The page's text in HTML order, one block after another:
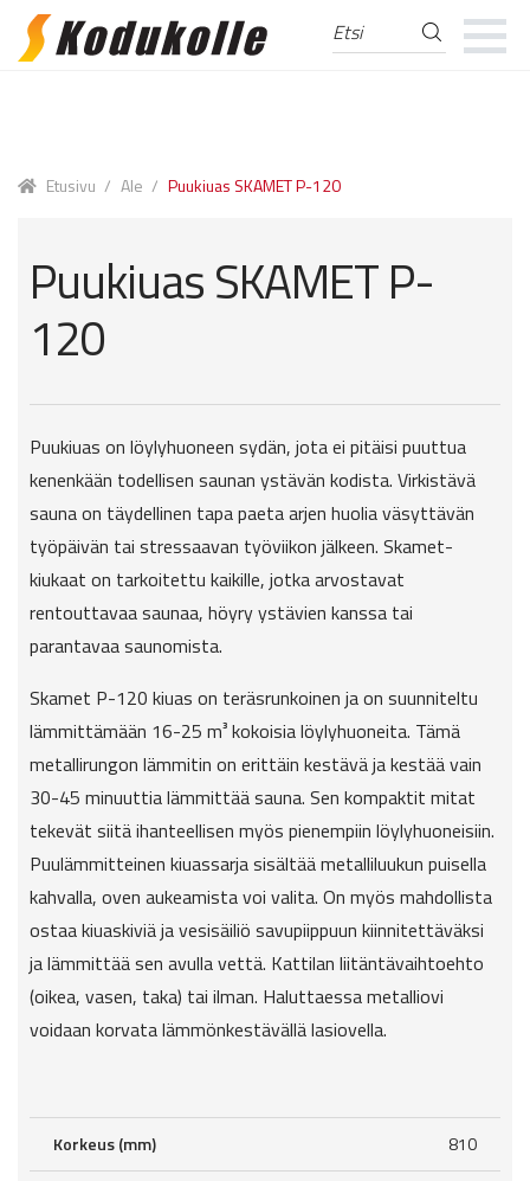
Skip
Skip
Etsi:
Etusivu / Ale / Puukiuas SKAMET P-120
Puukiuas SKAMET P-
120
Puukiuas on löylyhuoneen sydän, jota ei pitäisi puuttua
kenenkään todellisen saunan ystävän kodista. Virkistävä
sauna on täydellinen tapa paeta arjen huolia väsyttävän
työpäivän tai stressaavan työviikon jälkeen. Skamet-
kiukaat on tarkoitettu kaikille, jotka arvostavat
rentouttavaa saunaa, höyry ystävien kanssa tai
parantavaa saunomista.
Skamet P-120 kiuas on teräsrunkoinen ja on suunniteltu
lämmittämään 16-25 m³ kokoisia löylyhuoneita. Tämä
metallirungon lämmitin on erittäin kestävä ja kestää vain
30-45 minuuttia lämmittää sauna. Sen kompaktit mitat
tekevät siitä ihanteellisen myös pienempiin löylyhuoneisiin.
Puulämmitteinen kiuassarja sisältää metalliluukun puisella
kahvalla, oven aukeamista voi valita. On myös mahdollista
ostaa kiuaskiviä ja vesisäiliö savupiippuun kiinnitettäväksi
ja lämmittää sen avulla vettä. Kattilan liitäntävaihtoehto
(oikea, vasen, taka) tai ilman. Haluttaessa metalliovi
voidaan korvata lämmönkestävällä lasiovella.
Korkeus (mm) 810